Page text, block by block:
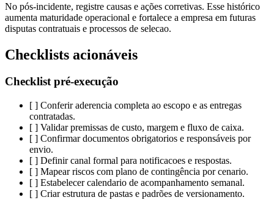
No pós-incidente, registre causas e ações corretivas. Esse histórico
aumenta maturidade operacional e fortalece a empresa em futuras
disputas contratuais e processos de selecao.
Checklists acionáveis
Checklist pré-execução
[ ] Conferir aderencia completa ao escopo e as entregas
contratadas.
[ ] Validar premissas de custo, margem e fluxo de caixa.
[ ] Confirmar documentos obrigatorios e responsáveis por
envio.
[ ] Definir canal formal para notificacoes e respostas.
[ ] Mapear riscos com plano de contingência por cenario.
[ ] Estabelecer calendario de acompanhamento semanal.
[ ] Criar estrutura de pastas e padrões de versionamento.